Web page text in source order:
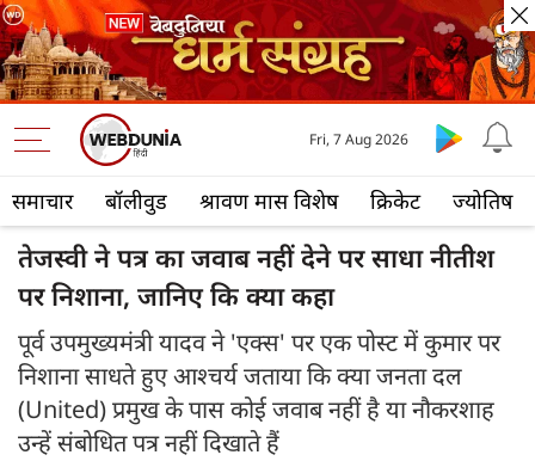
समाचार बॉलीवुड श्रावण मास विशेष क्रिकेट ज्योतिष
Fri, 7 Aug 2026
तेजस्वी ने पत्र का जवाब नहीं देने पर साधा नीतीश
पर निशाना, जानिए कि क्या कहा
पूर्व उपमुख्यमंत्री यादव ने 'एक्स' पर एक पोस्ट में कुमार पर
निशाना साधते हुए आश्चर्य जताया कि क्या जनता दल
(United) प्रमुख के पास कोई जवाब नहीं है या नौकरशाह
उन्हें संबोधित पत्र नहीं दिखाते हैं